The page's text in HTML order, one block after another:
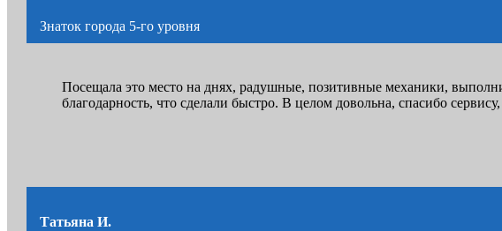
Знаток города 5-го уровня
Посещала это место на днях, радушные, позитивные механики,
благодарность, что сделали быстро. В целом довольна, спасибо
Татьяна И.